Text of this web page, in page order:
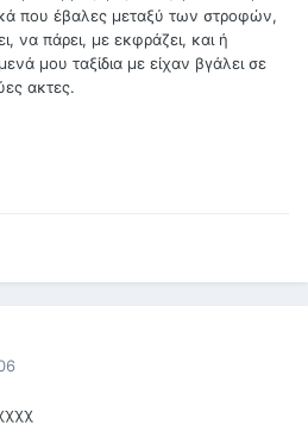
που έβαλες μεταξύ των στροφών,
να πάρει, με εκφράζει, και ή
μου ταξίδια με είχαν βγάλει σε
ακτες.